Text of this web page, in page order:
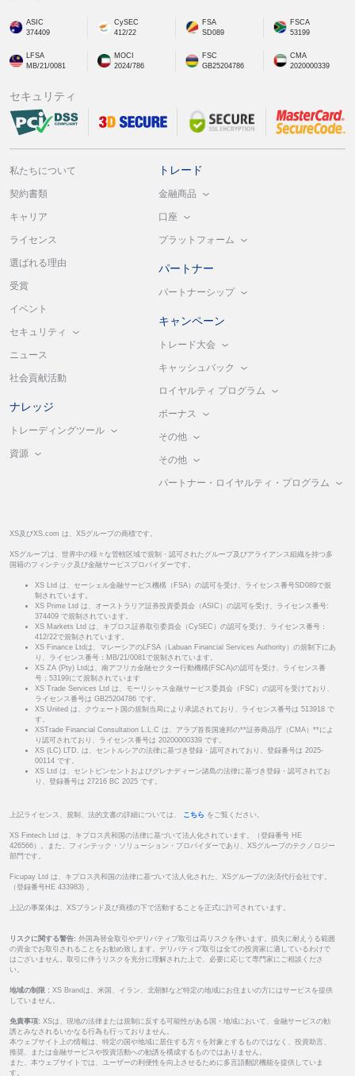
ASIC
374409
CySEC
412/22
FSA
SD089
FSCA
53199
LFSA
MB/21/0081
MOCI
2024/786
FSC
GB25204786
CMA
2020000339
セキュリティ
私たちについて
契約書類
キャリア
ライセンス
選ばれる理由
受賞
イベント
セキュリティ
ニュース
社会貢献活動
ナレッジ
トレーディングツール
資源
トレード
金融商品
口座
プラットフォーム
パートナー
パートナーシップ
キャンペーン
トレード大会
キャッシュバック
ロイヤルティ プログラム
ボーナス
その他
その他
パートナー・ロイヤルティ・プログラム
XS及びXS.com は、XSグループの商標です。
XSグループは、世界中の様々な管轄区域で規制・認可されたグループ及びアライアンス組織を持つ多
国籍のフィンテック及び金融サービスプロバイダーです。
XS Ltd は、セーシェル金融サービス機構（FSA）の認可を受け、ライセンス番号SD089で規
制されています。
XS Prime Ltd は、オーストラリア証券投資委員会（ASIC）の認可を受け、ライセンス番号:
374409 で規制されています。
XS Markets Ltd は、キプロス証券取引委員会（CySEC）の認可を受け、ライセンス番号：
412/22で規制されています。
XS Finance Ltdは、マレーシアのLFSA（Labuan Financial Services Authority）の規制下にあ
り、ライセンス番号：MB/21/0081で規制されています。
XS ZA (Pty) Ltdは、南アフリカ金融セクター行動機構(FSCA)の認可を受け、ライセンス番
号：53199にて規制されています
XS Trade Services Ltd は、モーリシャス金融サービス委員会（FSC）の認可を受けており、
ライセンス番号は GB25204786 です。
XS United は、クウェート国の規制当局により承認されており、ライセンス番号は 513918 で
す。
XSTrade Financial Consultation L.L.C は、アラブ首長国連邦の**証券商品庁（CMA）**によ
り認可されており、ライセンス番号は 20200000339 です。
XS (LC) LTD. は、セントルシアの法律に基づき登録・認可されており、登録番号は 2025-
00114 です。
XS Ltd は、セントビンセントおよびグレナディーン諸島の法律に基づき登録・認可されてお
り、登録番号は 27216 BC 2025 です。
上記ライセンス、規制、法的文書の詳細については、 こちら をご覧ください。
XS Fintech Ltd は、キプロス共和国の法律に基づいて法人化されています。（登録番号 HE
426566）。また、フィンテック・ソリューション・プロバイダーであり、XSグループのテクノロジー
部門です。
Ficupay Ltd は、キプロス共和国の法律に基づいて法人化された、XSグループの決済代行会社です。
（登録番号HE 433983) 。
上記の事業体は、XSブランド及び商標の下で活動することを正式に許可されています。
リスクに関する警告: 外国為替金取引やデリバティブ取引は高リスクを伴います。損失に耐えうる範囲
の資金でお取引されることをお勧め致します。デリバティブ取引は全ての投資家に適しているわけで
はございません。取引に伴うリスクを充分に理解された上で、必要に応じて専門家にご相談くださ
い。
地域の制限 : XS Brandは、米国、イラン、北朝鮮など特定の地域にお住まいの方にはサービスを提供
していません。
免責事項: XSは、現地の法律または規制に反する可能性がある国・地域において、金融サービスの勧
誘とみなされるいかなる行為も行っておりません。
本ウェブサイト上の情報は、特定の国や地域に居住する方々を対象とするものではなく、投資助言、
推奨、または金融サービスや投資活動への勧誘を構成するものではありません。
また、本ウェブサイトでは、ユーザーの利便性を向上させるために多言語翻訳機能を提供していま
す。